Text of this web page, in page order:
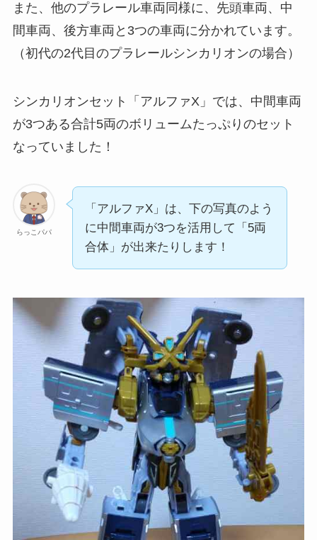
また、他のプラレール車両同様に、先頭車両、中
間車両、後方車両と3つの車両に分かれています。
（初代の2代目のプラレールシンカリオンの場合）
シンカリオンセット「アルファX」では、中間車両
が3つある合計5両のボリュームたっぷりのセット
なっていました！
らっこパパ
「アルファX」は、下の写真のよう
に中間車両が3つを活用して「5両
合体」が出来たりします！